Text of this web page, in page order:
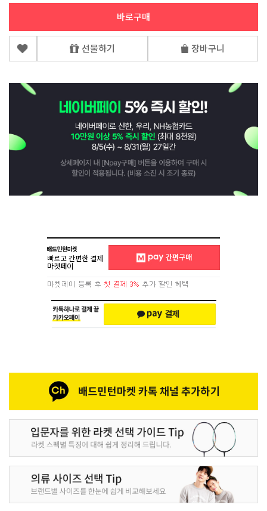
바로구매
선물하기 장바구니